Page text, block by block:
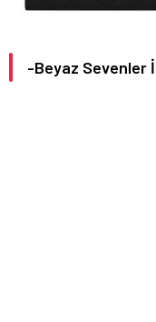
-Beyaz Sevenler